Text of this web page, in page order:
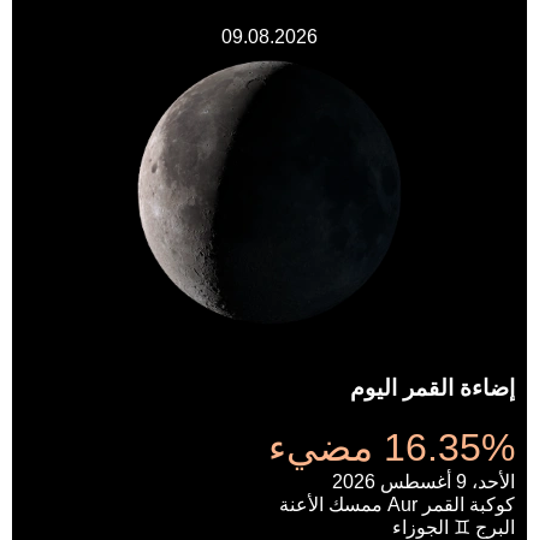
09.08.2026
إضاءة القمر اليوم
16.35% مضيء
الأحد، 9 أغسطس 2026
كوكبة القمر Aur ممسك الأعنة
البرج ♊ الجوزاء